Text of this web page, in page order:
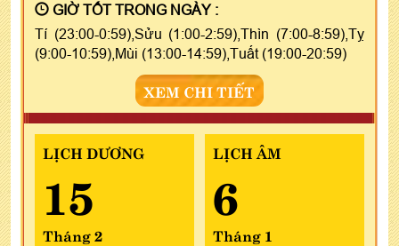
GIỜ TỐT TRONG NGÀY :
Tí (23:00-0:59),Sửu (1:00-2:59),Thìn (7:00-8:59),Tỵ
(9:00-10:59),Mùi (13:00-14:59),Tuất (19:00-20:59)
XEM CHI TIẾT
LỊCH DƯƠNG
15
Tháng 2
LỊCH ÂM
6
Tháng 1